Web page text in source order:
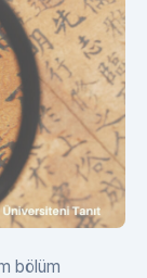
bölüm